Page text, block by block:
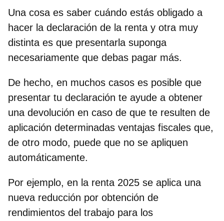
Una cosa es saber cuándo estás obligado a
hacer la declaración de la renta y otra muy
distinta es que presentarla suponga
necesariamente que debas pagar más.
De hecho, en muchos casos es posible que
presentar tu declaración te ayude a obtener
una devolución en caso de que te resulten de
aplicación determinadas ventajas fiscales que,
de otro modo, puede que no se apliquen
automáticamente.
Por ejemplo, en la renta 2025 se aplica una
nueva reducción por obtención de
rendimientos del trabajo para los